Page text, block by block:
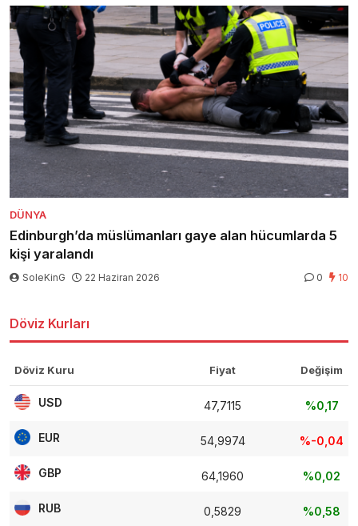
DÜNYA
Edinburgh’da müslümanları gaye alan hücumlarda 5
kişi yaralandı
SoleKinG 22 Haziran 2026 0 10
Döviz Kurları
Döviz Kuru Fiyat Değişim
USD 47,7115 %0,17
EUR 54,9974 %-0,04
GBP 64,1960 %0,02
RUB 0,5829 %0,58